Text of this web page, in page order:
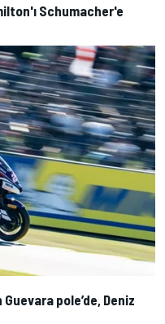
Schumacher'e
pole’de, Deniz